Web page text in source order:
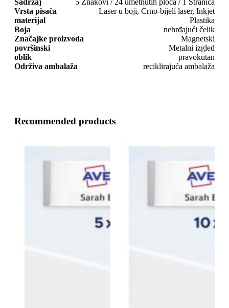
Sadržaj
5 Znakovi / 24 umetnutih ploča / 1 Stranica
Vrsta pisača
Laser u boji, Crno-bijeli laser, Inkjet
materijal
Plastika
Boja
nehrđajući čelik
Značajke proizvoda
Magnetski
površinski
Metalni izgled
oblik
pravokutan
Održiva ambalaža
reciklirajuća ambalaža
Recommended products